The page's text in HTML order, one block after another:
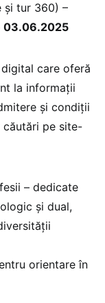
şi tur 360) –
03.06.2025
care oferă
la informaţii
şi condiţii
căutări pe site-
– dedicate
şi dual,
orientare în